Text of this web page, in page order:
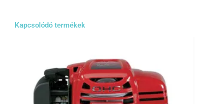
Kapcsolódó termékek